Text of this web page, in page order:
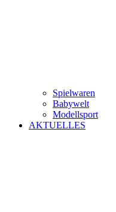
Spielwaren
Babywelt
Modellsport
AKTUELLES